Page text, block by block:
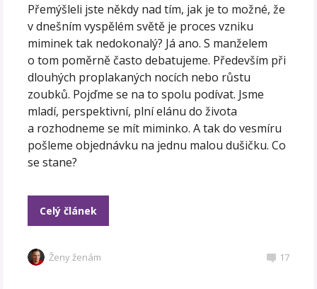
Přemýšleli jste někdy nad tím, jak je to možné, že
v dnešním vyspělém světě je proces vzniku
miminek tak nedokonalý? Já ano. S manželem
o tom poměrně často debatujeme. Především při
dlouhých proplakaných nocích nebo růstu
zoubků. Pojďme se na to spolu podívat. Jsme
mladí, perspektivní, plní elánu do života
a rozhodneme se mít miminko. A tak do vesmíru
pošleme objednávku na jednu malou dušičku. Co
se stane?
Celý článek
Ženy ženám 17